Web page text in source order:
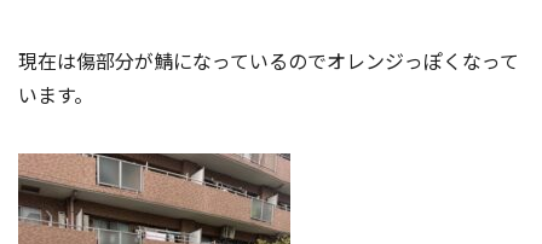
現在は傷部分が鯖になっているのでオレンジっぽくなって
います。